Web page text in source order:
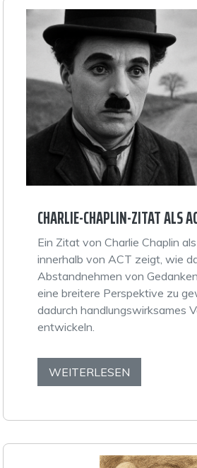
CHARLIE-CHAPLIN-ZITAT ALS
Ein Zitat von Charlie Chaplin
innerhalb von ACT zeigt, wie
Abstandnehmen von
eine breitere Perspektive zu
dadurch handlungswirksames
entwickeln.
WEITERLESEN